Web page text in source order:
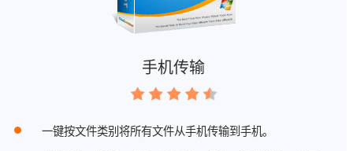
手机传输
一键按文件类别将所有文件从手机传输到手机。